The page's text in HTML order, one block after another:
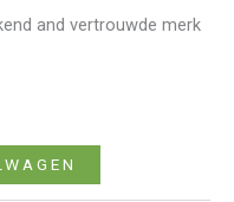
and vertrouwde merk